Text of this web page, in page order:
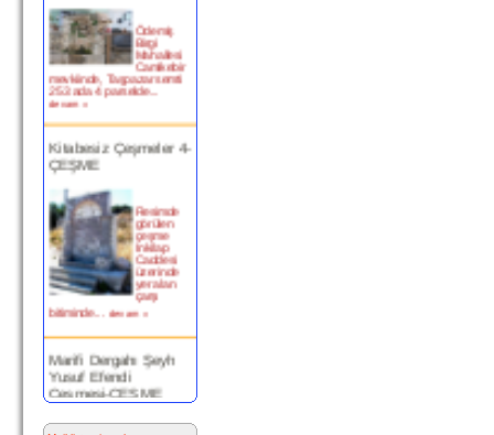
Birgi
Mahallesi
Camikebir
mevkiinde, Taşpazar semti
253 ada 4 parselde...
devam »
Kitabesiz Çeşmeler 4-
ÇEŞME
görülen
çeşme
İnkilap
Caddesi
üzerinde
yer alan
çarşı
bitiminde... devam »
Yusuf Efendi
Çeşmesi-ÇEŞME
MARİFİ